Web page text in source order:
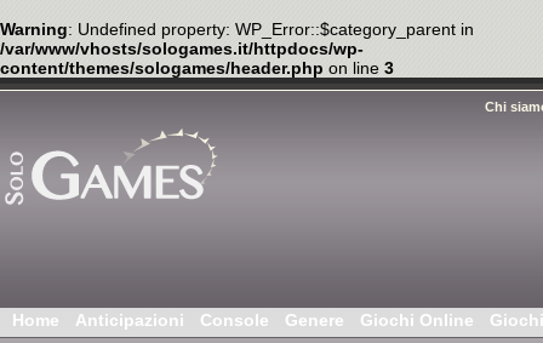
Warning: Undefined property: WP_Error::$category_parent in
/var/www/vhosts/sologames.it/httpdocs/wp-
content/themes/sologames/header.php on line 3
Chi
Home Anticipazioni Console Genere Giochi Online